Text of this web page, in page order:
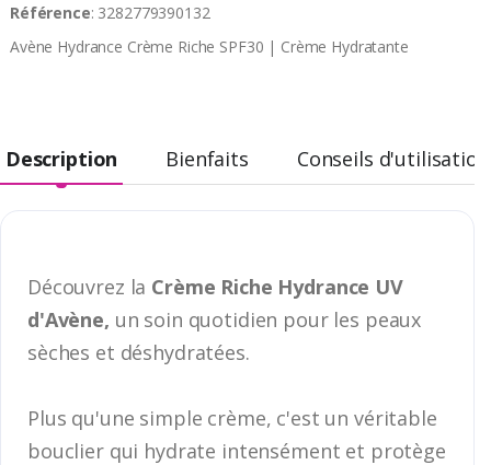
Référence: 3282779390132
Avène Hydrance Crème Riche SPF30 | Crème Hydratante
Description Bienfaits Conseils d'utilisation
Découvrez la Crème Riche Hydrance UV
d'Avène, un soin quotidien pour les peaux
sèches et déshydratées.
Plus qu'une simple crème, c'est un véritable
bouclier qui hydrate intensément et protège